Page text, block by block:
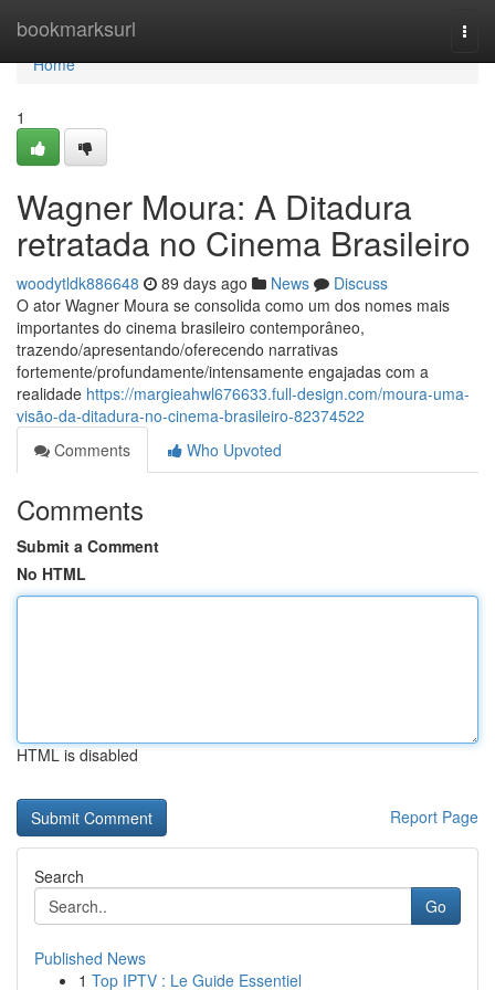
bookmarksurl
Home
Home
1
Wagner Moura: A Ditadura
retratada no Cinema Brasileiro
woodytldk886648 89 days ago News
Discuss
O ator Wagner Moura se consolida como um dos nomes mais
importantes do cinema brasileiro contemporâneo,
trazendo/apresentando/oferecendo narrativas
fortemente/profundamente/intensamente engajadas com a
realidade https://margieahwl676633.full-design.com/moura-uma-
visão-da-ditadura-no-cinema-brasileiro-82374522
Comments
Who Upvoted
Comments
Submit a Comment
No HTML
HTML is disabled
Report Page
Search
Go
Published News
1 Top IPTV : Le Guide Essentiel